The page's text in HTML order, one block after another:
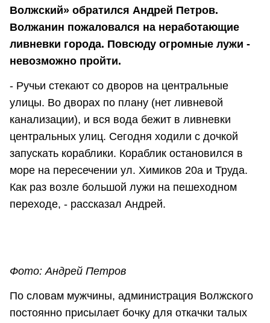
Волжский» обратился Андрей Петров.
Волжанин пожаловался на неработающие
ливневки города. Повсюду огромные лужи -
невозможно пройти.
- Ручьи стекают со дворов на центральные
улицы. Во дворах по плану (нет ливневой
канализации), и вся вода бежит в ливневки
центральных улиц. Сегодня ходили с дочкой
запускать кораблики. Кораблик остановился в
море на пересечении ул. Химиков 20а и Труда.
Как раз возле большой лужи на пешеходном
переходе, - рассказал Андрей.
Фото: Андрей Петров
По словам мужчины, администрация Волжского
постоянно присылает бочку для откачки талых